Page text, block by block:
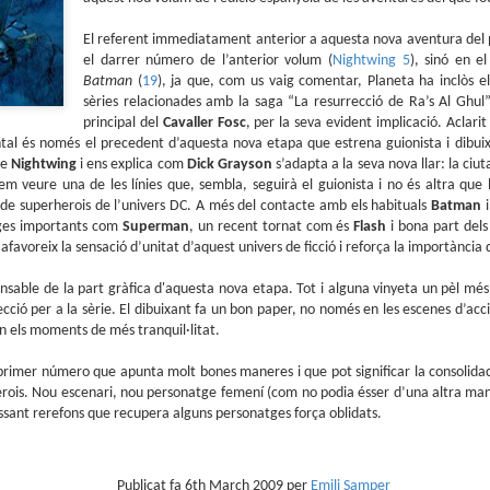
El referent immediatament anterior a aquesta nova aventura
el darrer número de l’anterior volum (Nightwing 5), sinó en
Batman (19), ja que, com us vaig comentar, Planeta ha inclòs
sèries relacionades amb la saga “La resurrecció de Ra’s Al
principal del Cavaller Fosc, per la seva evident implicació.
és només el precedent d’aquesta nova etapa que estrena guionista i
Nightwing i ens explica com Dick Grayson s’adapta a la seva nova llar: la
veure una de les línies que, sembla, seguirà el guionista i no és altra que
superherois de l’univers DC. A més del contacte amb els habitualsBatman i
importants com Superman, un recent tornat com ésFlash i bona part
la sensació d’unitat d’aquest univers de ficció i reforça la importància
de la part gràfica d'aquesta nova etapa. Tot i alguna vinyeta un pèl
per a la sèrie. El dibuixant fa un bon paper, no només en les escenes
els moments de més tranquil·litat.
número que apunta molt bones maneres i que pot significar la
Nou escenari, nou personatge femení (com no podia ésser d’una altra
rerefons que recupera alguns personatges força oblidats.
Publicat fa 6th March 2009 per Emili Samper
sobre com la societat contemporània ha transformat
productivitat.